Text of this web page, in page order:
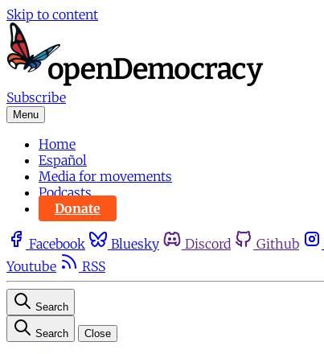
Skip to content
Subscribe
Menu
Home
Español
Media for movements
Podcasts
Donate
Facebook Bluesky Discord Github
Youtube
RSS
Search
Search Close